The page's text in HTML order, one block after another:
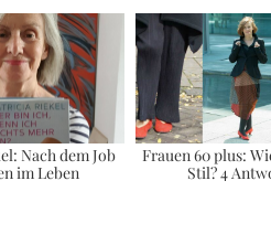
Nach dem Job
im Leben
Frauen 60 plus:
Stil? 4